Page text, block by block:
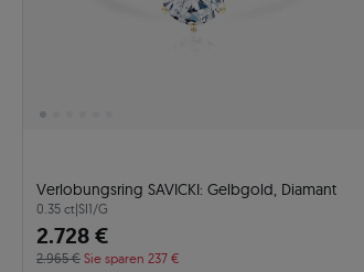
Verlobungsring SAVICKI: Gelbgold, Diamant
0.35 ct|SI1/G
2.728 €
2.965 € Sie sparen 237 €